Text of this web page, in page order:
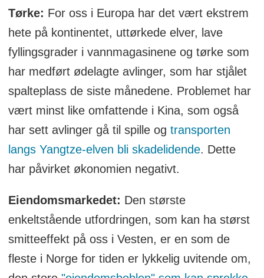
Tørke: For oss i Europa har det vært ekstrem
hete på kontinentet, uttørkede elver, lave
fyllingsgrader i vannmagasinene og tørke som
har medført ødelagte avlinger, som har stjålet
spalteplass de siste månedene. Problemet har
vært minst like omfattende i Kina, som også
har sett avlinger gå til spille og transporten
langs Yangtze-elven bli skadelidende. Dette
har påvirket økonomien negativt.
Eiendomsmarkedet: Den største
enkeltstående utfordringen, som kan ha størst
smitteeffekt på oss i Vesten, er en som de
fleste i Norge for tiden er lykkelig uvitende om,